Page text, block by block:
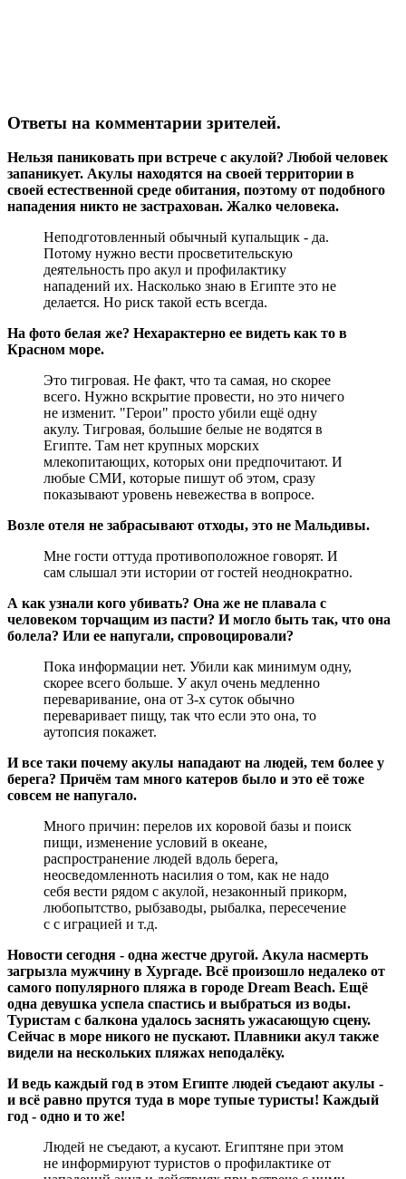
Ответы на комментарии зрителей.
Нельзя паниковать при встрече с акулой? Любой человек
запаникует. Акулы находятся на своей территории в
своей естественной среде обитания, поэтому от подобного
нападения никто не застрахован. Жалко человека.
Неподготовленный обычный купальщик - да.
Потому нужно вести просветительскую
деятельность про акул и профилактику
нападений их. Насколько знаю в Египте это не
делается. Но риск такой есть всегда.
На фото белая же? Нехарактерно ее видеть как то в
Красном море.
Это тигровая. Не факт, что та самая, но скорее
всего. Нужно вскрытие провести, но это ничего
не изменит. "Герои" просто убили ещё одну
акулу. Тигровая, большие белые не водятся в
Египте. Там нет крупных морских
млекопитающих, которых они предпочитают. И
любые СМИ, которые пишут об этом, сразу
показывают уровень невежества в вопросе.
Возле отеля не забрасывают отходы, это не Мальдивы.
Мне гости оттуда противоположное говорят. И
сам слышал эти истории от гостей неоднократно.
А как узнали кого убивать? Она же не плавала с
человеком торчащим из пасти? И могло быть так, что она
болела? Или ее напугали, спровоцировали?
Пока информации нет. Убили как минимум одну,
скорее всего больше. У акул очень медленно
переваривание, она от 3-х суток обычно
переваривает пищу, так что если это она, то
аутопсия покажет.
И все таки почему акулы нападают на людей, тем более у
берега? Причём там много катеров было и это её тоже
совсем не напугало.
Много причин: перелов их коровой базы и поиск
пищи, изменение условий в океане,
распространение людей вдоль берега,
неосведомленноть насилия о том, как не надо
себя вести рядом с акулой, незаконный прикорм,
любопытство, рыбзаводы, рыбалка, пересечение
с с играцией и т.д.
Новости сегодня - одна жестче другой. Акула насмерть
загрызла мужчину в Хургаде. Всё произошло недалеко от
самого популярного пляжа в городе Dream Beach. Ещё
одна девушка успела спастись и выбраться из воды.
Туристам с балкона удалось заснять ужасающую сцену.
Сейчас в море никого не пускают. Плавники акул также
видели на нескольких пляжах неподалёку.
И ведь каждый год в этом Египте людей съедают акулы -
и всё равно прутся туда в море тупые туристы! Каждый
год - одно и то же!
Людей не съедают, а кусают. Египтяне при этом
не информируют туристов о профилактике от